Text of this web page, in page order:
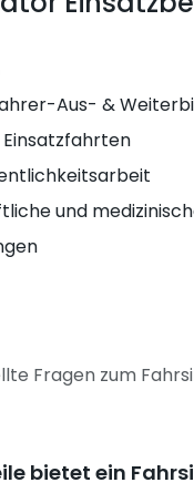
Aus- &
und
Fragen zum
bietet ein